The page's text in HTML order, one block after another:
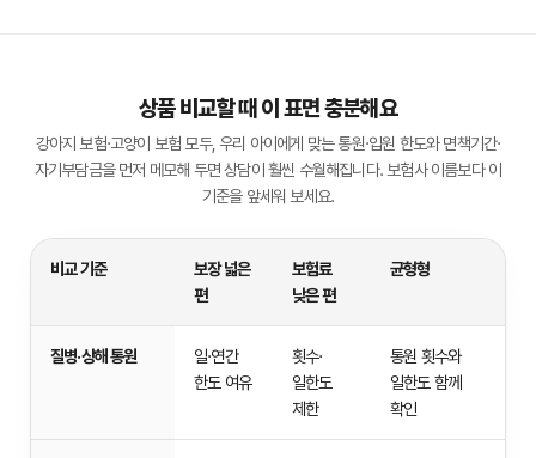
상품 비교할 때 이 표면 충분해요
강아지 보험·고양이 보험 모두, 우리 아이에게 맞는 통원·입원 한도와 면책기간·
자기부담금을 먼저 메모해 두면 상담이 훨씬 수월해집니다. 보험사 이름보다 이
기준을 앞세워 보세요.
품
비교 기준
보장 넓은
편
보험료
낮은 편
균형형
질병·상해 통원
일·연간
한도 여유
횟수·
일한도
제한
통원 횟수와
일한도 함께
확인